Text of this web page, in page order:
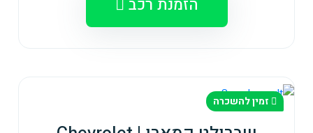
הזמנת רכב
זמין להשכרה